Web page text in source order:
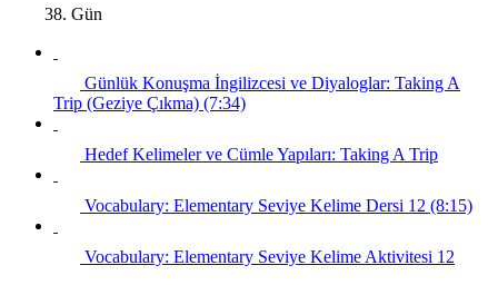
38. Gün
Günlük Konuşma İngilizcesi ve Diyaloglar: Taking A
Trip (Geziye Çıkma) (7:34)
Hedef Kelimeler ve Cümle Yapıları: Taking A Trip
Vocabulary: Elementary Seviye Kelime Dersi 12 (8:15)
Vocabulary: Elementary Seviye Kelime Aktivitesi 12